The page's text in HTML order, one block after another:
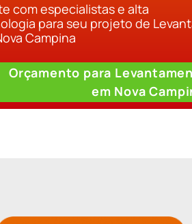
com especialistas e alta
para seu projeto de
Campina
Orçamento para
em Nova